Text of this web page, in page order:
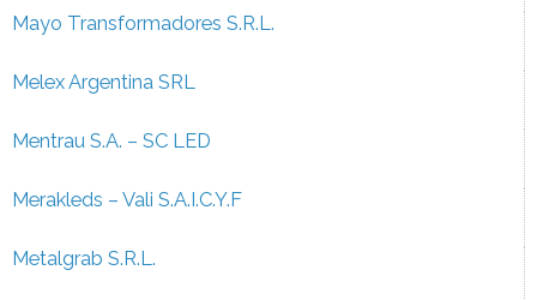
Mayo Transformadores S.R.L.
Melex Argentina SRL
Mentrau S.A. – SC LED
Merakleds – Vali S.A.I.C.Y.F
Metalgrab S.R.L.